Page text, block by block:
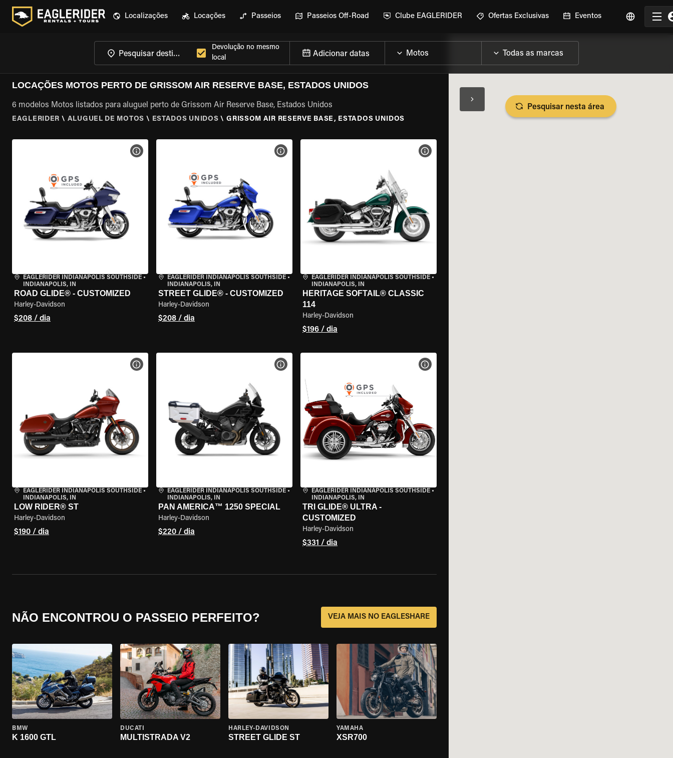
Localizações Locações Passeios Passeios Off-Road Clube EAGLERIDER Ofertas Exclusivas Eventos
Devolução no mesmo
local
Adicionar datas
LOCAÇÕES MOTOS PERTO DE GRISSOM AIR RESERVE BASE, ESTADOS UNIDOS
6 modelos Motos listados para aluguel perto de Grissom Air Reserve Base, Estados Unidos
EAGLERIDER \ ALUGUEL DE MOTOS \ ESTADOS UNIDOS \ GRISSOM AIR RESERVE BASE, ESTADOS UNIDOS
EAGLERIDER INDIANAPOLIS SOUTHSIDE •
INDIANAPOLIS, IN
ROAD GLIDE® - CUSTOMIZED
Harley-Davidson
$208 / dia
VER ESPECIFICAÇÕES DA MOTO
EAGLERIDER INDIANAPOLIS SOUTHSIDE•
INDIANAPOLIS, IN
STREET GLIDE® - CUSTOMIZED
Harley-Davidson
$208 / dia
VER ESPECIFICAÇÕES DA MOTO
EAGLERIDER INDIANAPOLIS SOUTHSIDE•
INDIANAPOLIS, IN
HERITAGE SOFTAIL® CLASSIC
114
Harley-Davidson
$196 / dia
VER ESPECIFICAÇÕES DA MOTO
EAGLERIDER INDIANAPOLIS SOUTHSIDE •
INDIANAPOLIS, IN
LOW RIDER® ST
Harley-Davidson
$190 / dia
VER ESPECIFICAÇÕES DA MOTO
EAGLERIDER INDIANAPOLIS SOUTHSIDE•
INDIANAPOLIS, IN
PAN AMERICA™ 1250 SPECIAL
Harley-Davidson
$220 / dia
VER ESPECIFICAÇÕES DA MOTO
EAGLERIDER INDIANAPOLIS SOUTHSIDE•
INDIANAPOLIS, IN
TRI GLIDE® ULTRA -
CUSTOMIZED
Harley-Davidson
$331 / dia
VER ESPECIFICAÇÕES DA MOTO
NÃO ENCONTROU O PASSEIO PERFEITO? VEJA MAIS NO EAGLESHARE
BMW
K 1600 GTL
DUCATI
MULTISTRADA V2
HARLEY-DAVIDSON
STREET GLIDE ST
YAMAHA
XSR700
Pesquisar nesta área